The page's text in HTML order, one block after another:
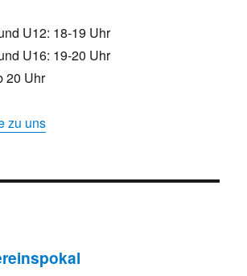
U12: 18-19 Uhr
U16: 19-20 Uhr
20 Uhr
zu uns